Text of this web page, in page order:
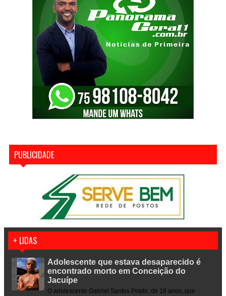
PUBLICIDADE
+ LIDAS
Adolescente que estava desaparecido é
encontrado morto em Conceição do
Jacuípe
O adolescente Gabriel Santos Prado, de 16 anos, que